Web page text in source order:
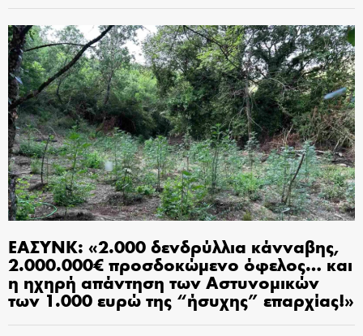
ΕΑΣΥΝΚ: «2.000 δενδρύλλια κάνναβης,
2.000.000€ προσδοκώμενο όφελος… και
η ηχηρή απάντηση των Αστυνομικών
των 1.000 ευρώ της “ήσυχης” επαρχίας!»